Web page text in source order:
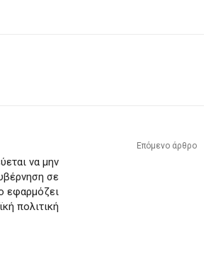
Επόμενο άρθρο
να μην
σε
εφαρμόζει
πολιτική